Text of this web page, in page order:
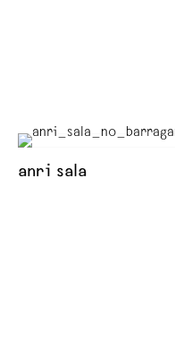
anri sala